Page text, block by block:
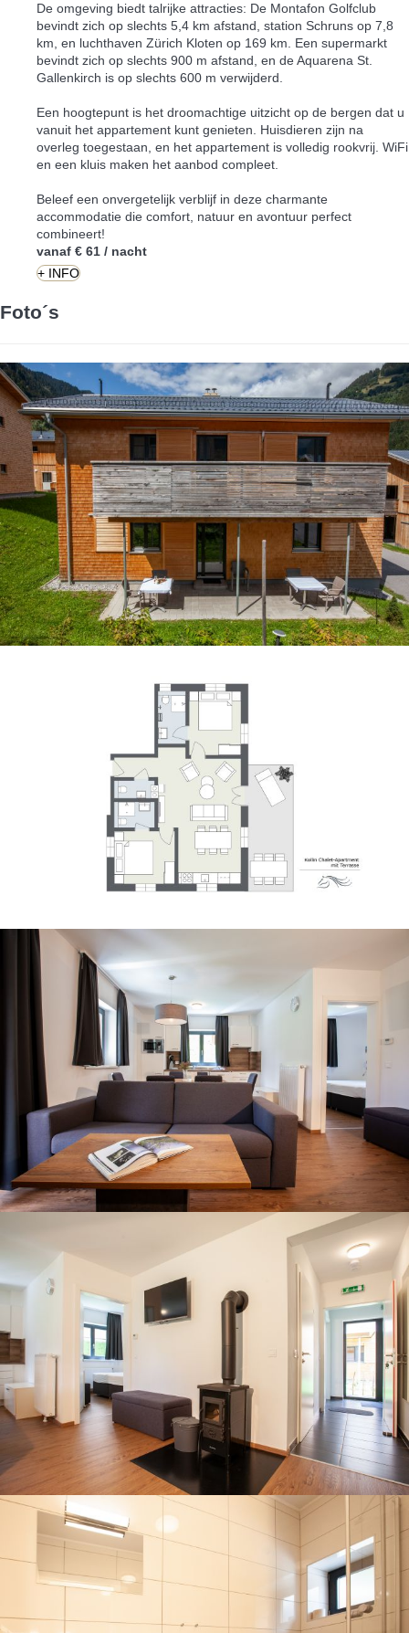
De omgeving biedt talrijke attracties: De Montafon Golfclub
bevindt zich op slechts 5,4 km afstand, station Schruns op 7,8
km, en luchthaven Zürich Kloten op 169 km. Een supermarkt
bevindt zich op slechts 900 m afstand, en de Aquarena St.
Gallenkirch is op slechts 600 m verwijderd.
Een hoogtepunt is het droomachtige uitzicht op de bergen dat u
vanuit het appartement kunt genieten. Huisdieren zijn na
overleg toegestaan, en het appartement is volledig rookvrij. WiFi
en een kluis maken het aanbod compleet.
Beleef een onvergetelijk verblijf in deze charmante
accommodatie die comfort, natuur en avontuur perfect
combineert!
vanaf € 61 / nacht
+ INFO
Foto´s